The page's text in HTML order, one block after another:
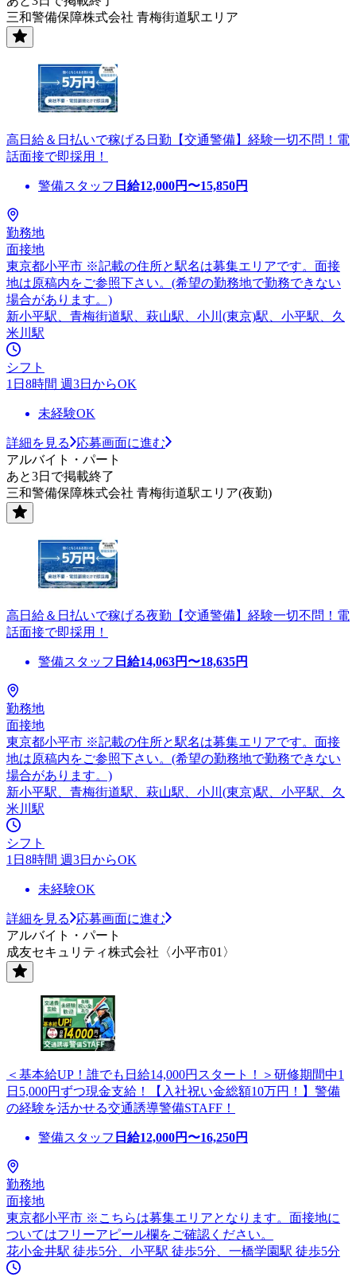
三和警備保障株式会社 青梅街道駅エリア
高日給＆日払いで稼げる日勤【交通警備】経験一切不問！電
話面接で即採用！
警備スタッフ 日給12,000円〜15,850円
勤務地
面接地
東京都小平市 ※記載の住所と駅名は募集エリアです。面接
地は原稿内をご参照下さい。(希望の勤務地で勤務できない
場合があります。)
新小平駅、青梅街道駅、萩山駅、小川(東京)駅、小平駅、久
米川駅
シフト
1日8時間 週3日からOK
未経験OK
詳細を見る
応募画面に進む
アルバイト・パート
あと3日で掲載終了
三和警備保障株式会社 青梅街道駅エリア(夜勤)
高日給＆日払いで稼げる夜勤【交通警備】経験一切不問！電
話面接で即採用！
警備スタッフ 日給14,063円〜18,635円
勤務地
面接地
東京都小平市 ※記載の住所と駅名は募集エリアです。面接
地は原稿内をご参照下さい。(希望の勤務地で勤務できない
場合があります。)
新小平駅、青梅街道駅、萩山駅、小川(東京)駅、小平駅、久
米川駅
シフト
1日8時間 週3日からOK
未経験OK
詳細を見る
応募画面に進む
アルバイト・パート
成友セキュリティ株式会社〈小平市01〉
＜基本給UP！誰でも日給14,000円スタート！＞研修期間中1
日5,000円ずつ現金支給！【入社祝い金総額10万円！】警備
の経験を活かせる交通誘導警備STAFF！
警備スタッフ 日給12,000円〜16,250円
勤務地
面接地
東京都小平市 ※こちらは募集エリアとなります。面接地に
ついてはフリーアピール欄をご確認ください。
花小金井駅 徒歩5分、小平駅 徒歩5分、一橋学園駅 徒歩5分